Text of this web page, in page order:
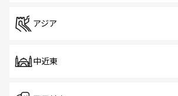
アジア
中近東